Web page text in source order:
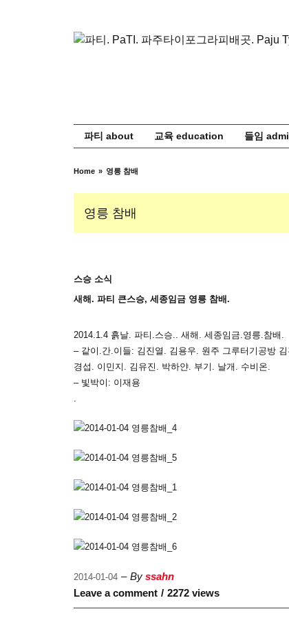
content
파티 about 교육 education 들임
Home 영릉 참배
영릉 참배
스승 소식
새해. 파티 큰스승, 세종임금 영릉 참배.
2014.1.4 흙날. 파티.스승.. 새해. 세종임금.영릉.참배.
– 같이.간.이들: 김진열. 김용우. 원주 그루터기공방
경섭. 이민지. 김유진. 박하얀. 부기. 날개. 수비온.
– 빛박이: 이재용
.
2014-01-04 By ssahn
Leave a comment
2272 views